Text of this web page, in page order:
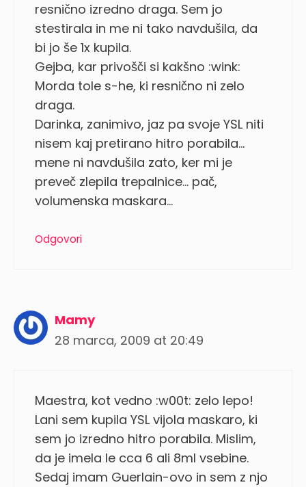
resnično izredno draga. Sem jo
stestirala in me ni tako navdušila, da
bi jo še 1x kupila.
Gejba, kar privošči si kakšno :wink:
Morda tole s-he, ki resnično ni zelo
draga.
Darinka, zanimivo, jaz pa svoje YSL niti
nisem kaj pretirano hitro porabila…
mene ni navdušila zato, ker mi je
preveč zlepila trepalnice… pač,
volumenska maskara…
Odgovori
Mamy
28 marca, 2009 at 20:49
Maestra, kot vedno :w00t: zelo lepo!
Lani sem kupila YSL vijola maskaro, ki
sem jo izredno hitro porabila. Mislim,
da je imela le cca 6 ali 8ml vsebine.
Sedaj imam Guerlain-ovo in sem z njo